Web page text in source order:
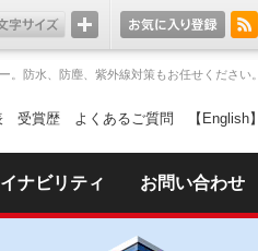
防水、防塵、紫外線対策もお任せください。
受賞歴 よくあるご質問 【English】
ナビリティ お問い合わせ